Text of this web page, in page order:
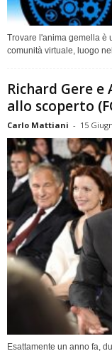
Trovare l'anima gemella è
comunità virtuale, luogo
Richard Gere
allo scoperto
Carlo Mattiani - 15
Esattamente un anno fa,